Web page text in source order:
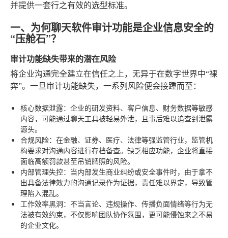
并提供一套行之有效的选型标准。
一、为何聊天软件审计功能是企业信息安全的
“压舱石”？
审计功能缺失带来的潜在风险
将企业沟通完全建立在信任之上，无异于在数字世界中“裸
奔”。一旦审计功能缺失，一系列风险便会接踵而至：
核心数据泄露：企业的研发资料、客户信息、财务数据等敏感
内容，可能通过聊天工具被轻易外泄，且事后难以追查到泄露
源头。
合规风险：在金融、证券、医疗、法律等强监管行业，监管机
构要求对沟通内容进行存档备查。缺乏相应功能，企业将直接
面临高额罚款甚至吊销牌照的风险。
内部管理失控：当内部发生商业纠纷或安全事件时，由于拿不
出具备法律效力的沟通记录作为证据，责任难以界定，导致管
理陷入混乱。
工作效率黑洞：不当言论、违规操作、传播负面情绪等行为无
法被有效约束，不仅影响团队协作氛围，更可能侵蚀来之不易
的企业文化。